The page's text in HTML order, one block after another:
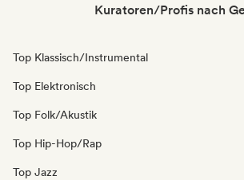
Kuratoren/Profis nach
Top Klassisch/Instrumental
Top Elektronisch
Top Folk/Akustik
Top Hip-Hop/Rap
Top Jazz